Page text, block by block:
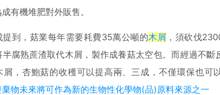
有機堆肥對外販售。
，菇業每年需要耗費35萬公噸的木屑 ，須砍伐
半腐熟蔗渣取代木屑，製作成養菇太空包。而經過不斷
屑，杏鮑菇的收穫可以提高兩、三成，不僅環保也可
物未來將可作為新的生物性化學物(品)原料來源之一